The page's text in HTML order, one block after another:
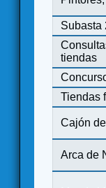
Subasta
tiendas
Tiendas
Cajón
Arca de